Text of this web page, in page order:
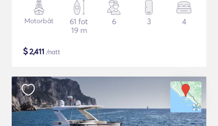
Motorbåt
61 fot
19 m
6 3 4
$2,411 /natt